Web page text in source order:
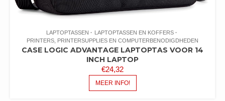
LAPTOPTASSEN
LAPTOPTASSEN EN KOFFERS
PRINTERS, PRINTERSUPPLIES EN COMPUTERBENODIGDHEDEN
CASE LOGIC ADVANTAGE LAPTOPTAS VOOR 14
INCH LAPTOP
€24,32
MEER INFO!